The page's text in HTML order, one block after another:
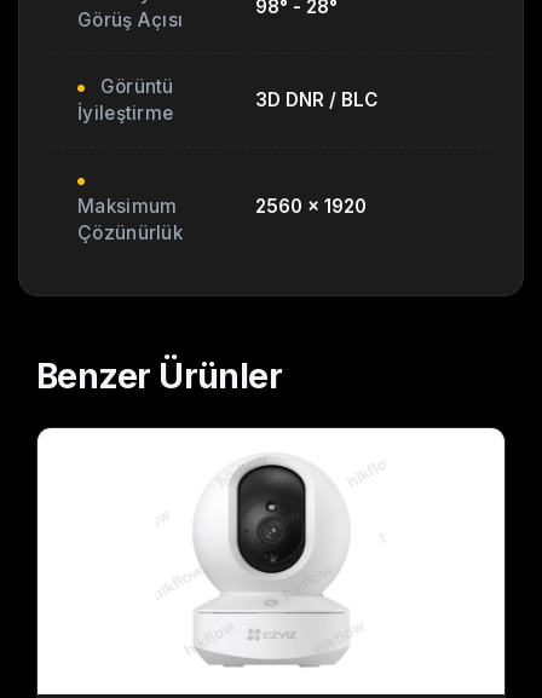
Görüş Açısı
98° - 28°
Görüntü
İyileştirme
3D DNR / BLC
Maksimum
Çözünürlük
2560 x 1920
Benzer Ürünler